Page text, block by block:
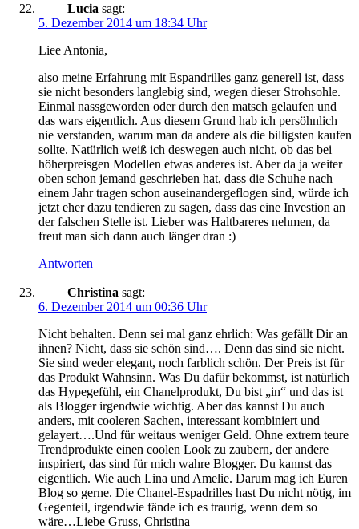
Lucia sagt:
5. Dezember 2014 um 18:34 Uhr
Liee Antonia,
also meine Erfahrung mit Espandrilles ganz generell ist, dass
sie nicht besonders langlebig sind, wegen dieser Strohsohle.
Einmal nassgeworden oder durch den matsch gelaufen und
das wars eigentlich. Aus diesem Grund hab ich persöhnlich
nie verstanden, warum man da andere als die billigsten kaufen
sollte. Natürlich weiß ich deswegen auch nicht, ob das bei
höherpreisgen Modellen etwas anderes ist. Aber da ja weiter
oben schon jemand geschrieben hat, dass die Schuhe nach
einem Jahr tragen schon auseinandergeflogen sind, würde ich
jetzt eher dazu tendieren zu sagen, dass das eine Investion an
der falschen Stelle ist. Lieber was Haltbareres nehmen, da
freut man sich dann auch länger dran :)
Antworten
Christina sagt:
6. Dezember 2014 um 00:36 Uhr
Nicht behalten. Denn sei mal ganz ehrlich: Was gefällt Dir an
ihnen? Nicht, dass sie schön sind…. Denn das sind sie nicht.
Sie sind weder elegant, noch farblich schön. Der Preis ist für
das Produkt Wahnsinn. Was Du dafür bekommst, ist natürlich
das Hypegefühl, ein Chanelprodukt, Du bist „in“ und das ist
als Blogger irgendwie wichtig. Aber das kannst Du auch
anders, mit cooleren Sachen, interessant kombiniert und
gelayert….Und für weitaus weniger Geld. Ohne extrem teure
Trendprodukte einen coolen Look zu zaubern, der andere
inspiriert, das sind für mich wahre Blogger. Du kannst das
eigentlich. Wie auch Lina und Amelie. Darum mag ich Euren
Blog so gerne. Die Chanel-Espadrilles hast Du nicht nötig, im
Gegenteil, irgendwie fände ich es traurig, wenn dem so
wäre…Liebe Gruss, Christina